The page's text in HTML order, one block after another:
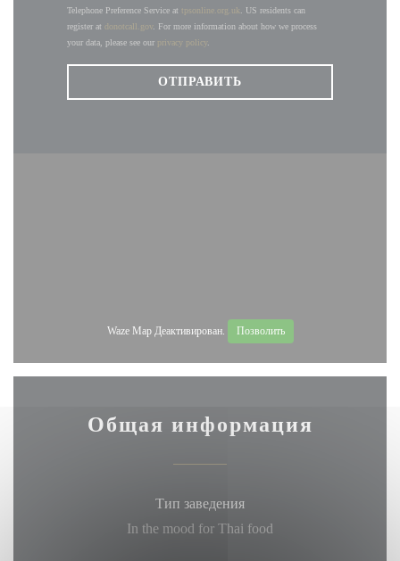
Telephone Preference Service at tpsonline.org.uk . US residents can
register at donotcall.gov. For more information about how we process
your data, please see our privacy policy.
Waze Map Деактивирован. Позволить
Общая информация
Тип заведения
In the mood for Thai food